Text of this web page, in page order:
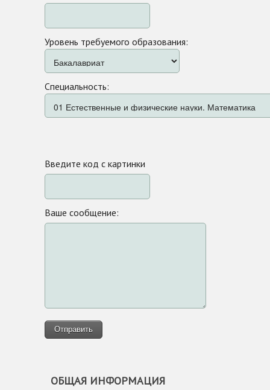
Уровень требуемого образования:
Специальность:
Введите код с картинки
Ваше сообщение:
ОБЩАЯ ИНФОРМАЦИЯ